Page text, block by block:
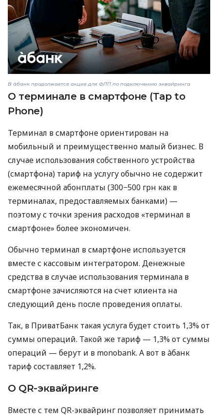
В àбанк продолжается акция для ФЛП по подключению эквайринга
О терминале в смартфоне (Tap to
Phone)
Терминал в смартфоне ориентирован на
мобильный и преимущественно малый бизнес. В
случае использования собственного устройства
(смартфона) тариф на услугу обычно не содержит
ежемесячной абонплаты (300−500 грн как в
терминалах, предоставляемых банками) —
поэтому с точки зрения расходов «терминал в
смартфоне» более экономичен.
Обычно терминал в смартфоне используется
вместе с кассовым интегратором. Денежные
средства в случае использования терминала в
смартфоне зачисляются на счет клиента на
следующий день после проведения оплаты.
Так, в ПриватБанк такая услуга будет стоить 1,3% от
суммы операций. Такой же тариф — 1,3% от суммы
операций — берут и в monobank. А вот в àбанк
тариф составляет 1,2%.
О QR-эквайринге
Вместе с тем QR-эквайринг позволяет принимать